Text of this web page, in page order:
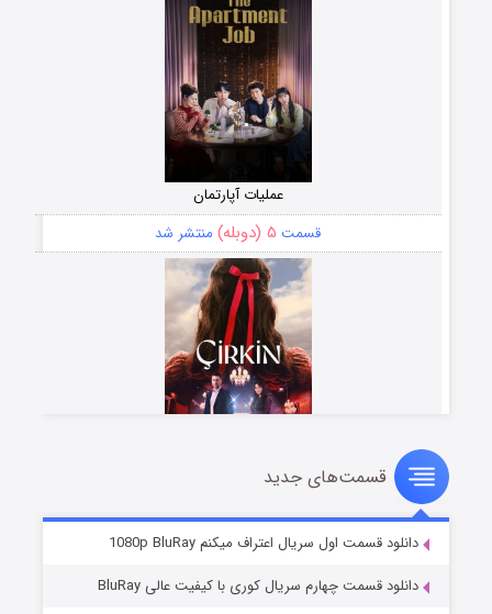
عملیات آپارتمان
قسمت ۵ (دوبله) منتشر شد
سریال زشت
قسمت۲ (زیرنویس) منتشر شد
قسمت‌های جدید
دانلود قسمت اول سریال اعتراف میکنم 1080p BluRay
دانلود قسمت چهارم سریال کوری با کیفیت عالی BluRay